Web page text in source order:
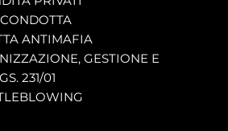
ANTIMAFIA
GESTIONE E
231/01